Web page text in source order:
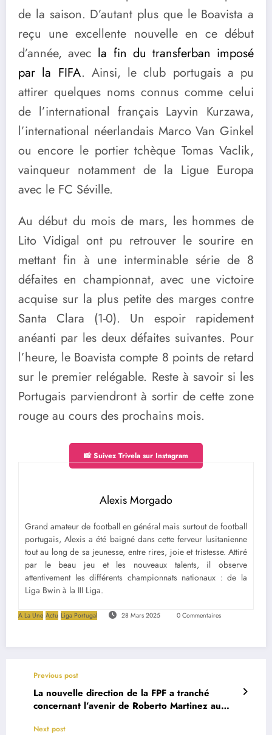
de la saison. D’autant plus que le Boavista a
reçu une excellente nouvelle en ce début
d’année, avec la fin du transferban imposé
par la FIFA. Ainsi, le club portugais a pu
attirer quelques noms connus comme celui
de l’international français Layvin Kurzawa,
l’international néerlandais Marco Van Ginkel
ou encore le portier tchèque Tomas Vaclik,
vainqueur notamment de la Ligue Europa
avec le FC Séville.
Au début du mois de mars, les hommes de
Lito Vidigal ont pu retrouver le sourire en
mettant fin à une interminable série de 8
défaites en championnat, avec une victoire
acquise sur la plus petite des marges contre
Santa Clara (1-0). Un espoir rapidement
anéanti par les deux défaites suivantes. Pour
l’heure, le Boavista compte 8 points de retard
sur le premier relégable. Reste à savoir si les
Portugais parviendront à sortir de cette zone
rouge au cours des prochains mois.
📸 Suivez Trivela sur Instagram
Alexis Morgado
Grand amateur de football en général mais surtout de football
portugais, Alexis a été baigné dans cette ferveur lusitanienne
tout au long de sa jeunesse, entre rires, joie et tristesse. Attiré
par le beau jeu et les nouveaux talents, il observe
attentivement les différents championnats nationaux : de la
Liga Bwin à la III Liga.
A La Une Actu Liga Portugal 28 Mars 2025 0 Commentaires
Previous post
La nouvelle direction de la FPF a tranché
concernant l’avenir de Roberto Martinez au
Next post